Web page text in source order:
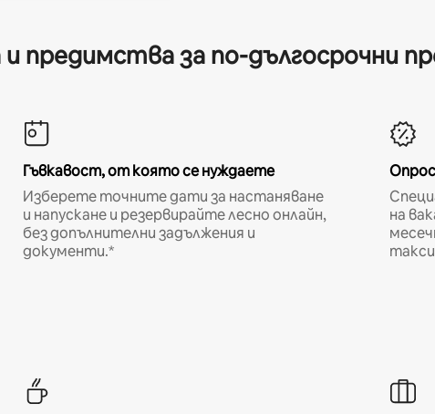
предимства за по-дългосрочни
Гъвкавост, от която се нуждаете
Изберете точните дати за настаняване
и напускане и резервирайте лесно онлайн,
без допълнителни задължения и
документи.*
на